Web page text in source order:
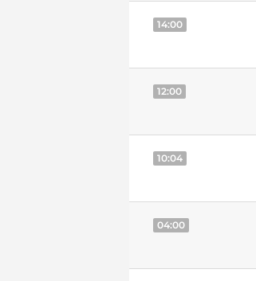
14:00
12:00
10:04
04:00